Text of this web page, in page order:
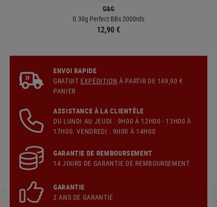
G&G
0.30g Perfect BBs 2000rds
12,90 €
ENVOI RAPIDE
GRATUIT EXPÉDITION À PARTIR DE 149,90 €
PANIER
ASSISTANCE À LA CLIENTÈLE
DU LUNDI AU JEUDI : 9H00 À 12H00 - 13H00 À
17H00. VENDREDI : 9H00 À 14H00
GARANTIE DE REMBOURSEMENT
14 JOURS DE GARANTIE DE REMBOURSEMENT
GARANTIE
2 ANS DE GARANTIE